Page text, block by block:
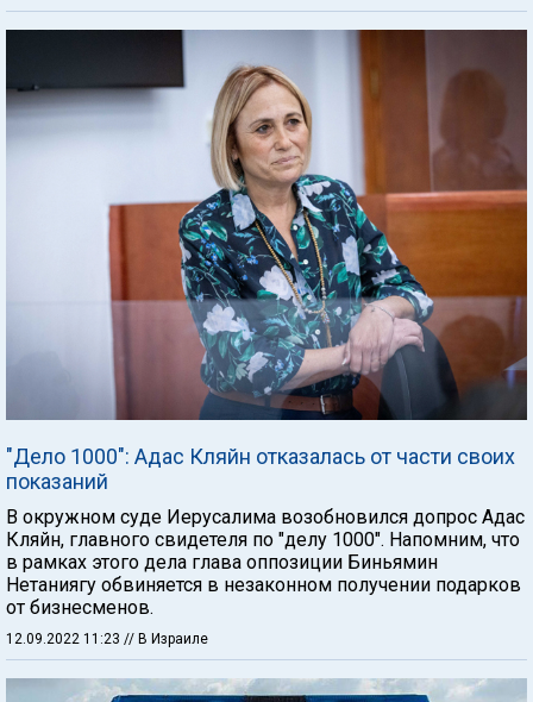
"Дело 1000": Адас Кляйн отказалась от части своих
показаний
В окружном суде Иерусалима возобновился допрос Адас
Кляйн, главного свидетеля по "делу 1000". Напомним, что
в рамках этого дела глава оппозиции Биньямин
Нетаниягу обвиняется в незаконном получении подарков
от бизнесменов.
12.09.2022 11:23 // В Израиле